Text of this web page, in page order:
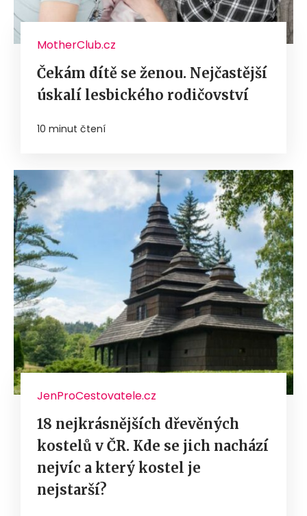
MotherClub.cz
Čekám dítě se ženou. Nejčastější
úskalí lesbického rodičovství
10 minut čtení
JenProCestovatele.cz
18 nejkrásnějších dřevěných
kostelů v ČR. Kde se jich nachází
nejvíc a který kostel je
nejstarší?